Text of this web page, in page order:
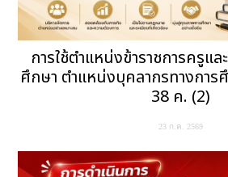
การใช้ตำแหน่งข้าราชการครูแ
ศึกษา ตำแหน่งบุคลากรทางการ
38 ค. (2)
23 ก.ค. 2569